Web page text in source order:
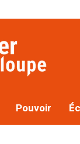
Pouvoir